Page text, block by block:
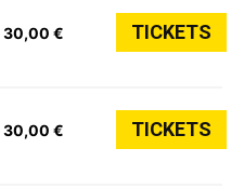
30,00 € TICKETS
30,00 € TICKETS